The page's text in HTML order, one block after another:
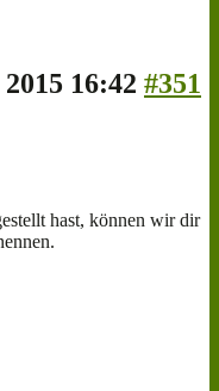
16:42 #351
hast, können wir dir